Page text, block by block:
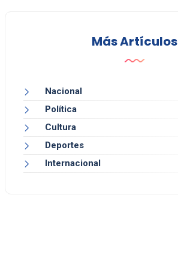
Más Artículos
Nacional
Política
Cultura
Deportes
Internacional